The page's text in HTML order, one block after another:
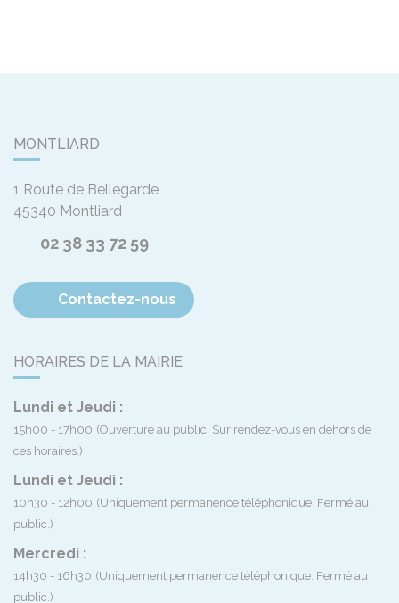
MONTLIARD
1 Route de Bellegarde
45340 Montliard
02 38 33 72 59
Contactez-nous
HORAIRES DE LA MAIRIE
Lundi et Jeudi :
15h00 - 17h00 (Ouverture au public. Sur rendez-vous en dehors de
ces horaires.)
Lundi et Jeudi :
10h30 - 12h00 (Uniquement permanence téléphonique. Fermé au
public.)
Mercredi :
14h30 - 16h30 (Uniquement permanence téléphonique. Fermé au
public.)